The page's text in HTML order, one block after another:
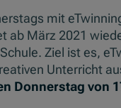
mit
ab März 2021
Ziel ist es,
Unterricht
Donnerstag von